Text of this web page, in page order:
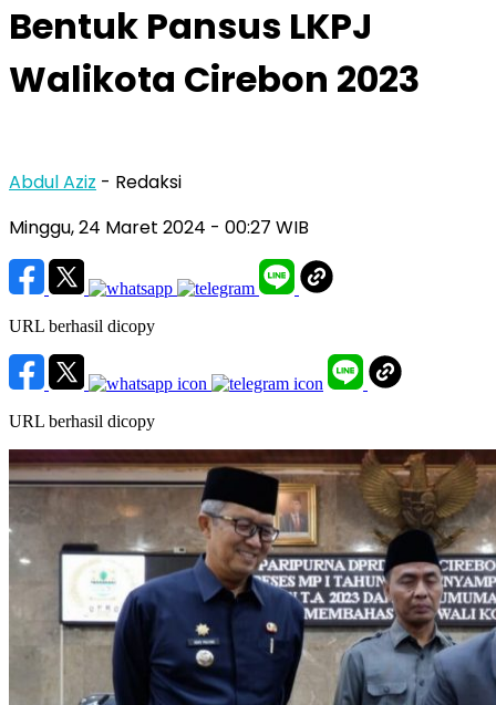
Bentuk Pansus LKPJ
Walikota Cirebon 2023
Abdul Aziz - Redaksi
Minggu, 24 Maret 2024 - 00:27 WIB
URL berhasil dicopy
URL berhasil dicopy